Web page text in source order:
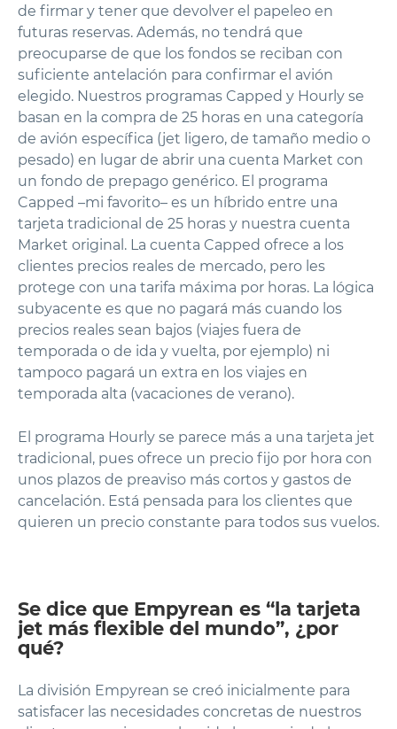
de firmar y tener que devolver el papeleo en
futuras reservas. Además, no tendrá que
preocuparse de que los fondos se reciban con
suficiente antelación para confirmar el avión
elegido. Nuestros programas Capped y Hourly se
basan en la compra de 25 horas en una categoría
de avión específica (jet ligero, de tamaño medio o
pesado) en lugar de abrir una cuenta Market con
un fondo de prepago genérico. El programa
Capped –mi favorito– es un híbrido entre una
tarjeta tradicional de 25 horas y nuestra cuenta
Market original. La cuenta Capped ofrece a los
clientes precios reales de mercado, pero les
protege con una tarifa máxima por horas. La lógica
subyacente es que no pagará más cuando los
precios reales sean bajos (viajes fuera de
temporada o de ida y vuelta, por ejemplo) ni
tampoco pagará un extra en los viajes en
temporada alta (vacaciones de verano).
El programa Hourly se parece más a una tarjeta jet
tradicional, pues ofrece un precio fijo por hora con
unos plazos de preaviso más cortos y gastos de
cancelación. Está pensada para los clientes que
quieren un precio constante para todos sus vuelos.
Se dice que Empyrean es “la tarjeta
jet más flexible del mundo”, ¿por
qué?
La división Empyrean se creó inicialmente para
satisfacer las necesidades concretas de nuestros